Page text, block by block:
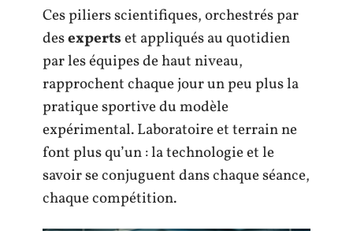
Ces piliers scientifiques, orchestrés par
desexpertset appliqués au quotidien
par les équipes de haut niveau,
rapprochent chaque jour un peu plus la
pratique sportive du modèle
expérimental. Laboratoire et terrain ne
font plus qu’un : la technologie et le
savoir se conjuguent dans chaque séance,
chaque compétition.